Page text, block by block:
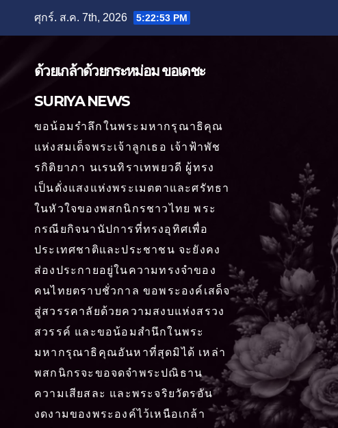
ศุกร์. ส.ค. 7th, 2026 5:22:55 PM
ด้วยเกล้าด้วยกระหม่อม ขอเดชะ
SURIYA NEWS
ขอน้อมรำลึกในพระมหากรุณาธิคุณ
แห่งสมเด็จพระเจ้าลูกเธอ เจ้าฟ้าพัช
รกิติยาภา นเรนทิราเทพยวดี ผู้ทรง
เป็นดั่งแสงแห่งพระเมตตาและศรัทธา
ในหัวใจของพสกนิกรชาวไทย พระ
กรณียกิจนานัปการที่ทรงอุทิศเพื่อ
ประเทศชาติและประชาชน จะยังคง
ส่องประกายอยู่ในความทรงจำของ
คนไทยตราบชั่วกาล ขอพระองค์เสด็จ
สู่สวรรคาลัยด้วยความสงบแห่งสรวง
สวรรค์ และขอน้อมสำนึกในพระ
มหากรุณาธิคุณอันหาที่สุดมิได้ เหล่า
พสกนิกรจะขอจดจำพระปณิธาน
ความเสียสละ และพระจริยวัตรอัน
งดงามของพระองค์ไว้เหนือเกล้า